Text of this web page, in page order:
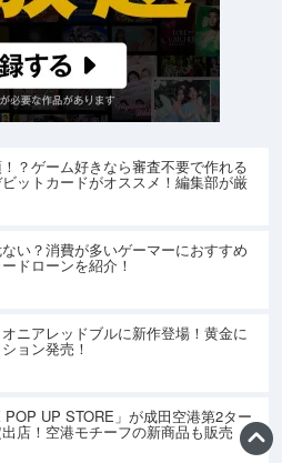
？ゲーム好きなら審査不要で作れる
ットカードがオススメ！編集部が厳
い？消費が多いゲーマーにおすすめ
ドローンを紹介！
ニアレッドブルに新作登場！黄金に
ョン発売！
POP UP STORE」が成田空港第2ター
店！空港モチーフの新商品も販売